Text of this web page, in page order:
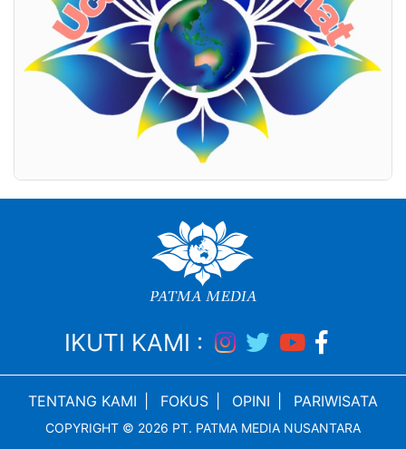
IKUTI KAMI :
TENTANG KAMI FOKUS OPINI PARIWISATA
COPYRIGHT © 2026 PT. PATMA MEDIA NUSANTARA